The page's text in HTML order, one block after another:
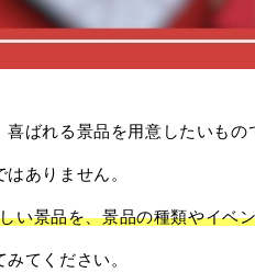
ばれる景品を用意したいもの
ありません。
い景品を、景品の種類やイベ
てください。